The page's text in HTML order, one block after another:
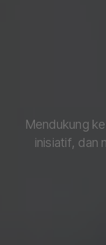
Mendukung
inisiatif, dan